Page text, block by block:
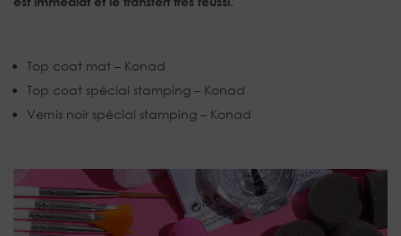
Top coat mat – Konad
Top coat spécial stamping – Konad
Vernis noir spécial stamping – Konad